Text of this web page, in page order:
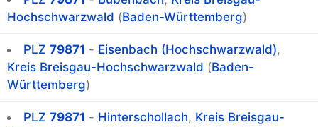
Hochschwarzwald (Baden-Württemberg)
PLZ 79871 - Eisenbach (Hochschwarzwald),
Kreis Breisgau-Hochschwarzwald (Baden-
Württemberg)
PLZ 79871 - Hinterschollach, Kreis Breisgau-